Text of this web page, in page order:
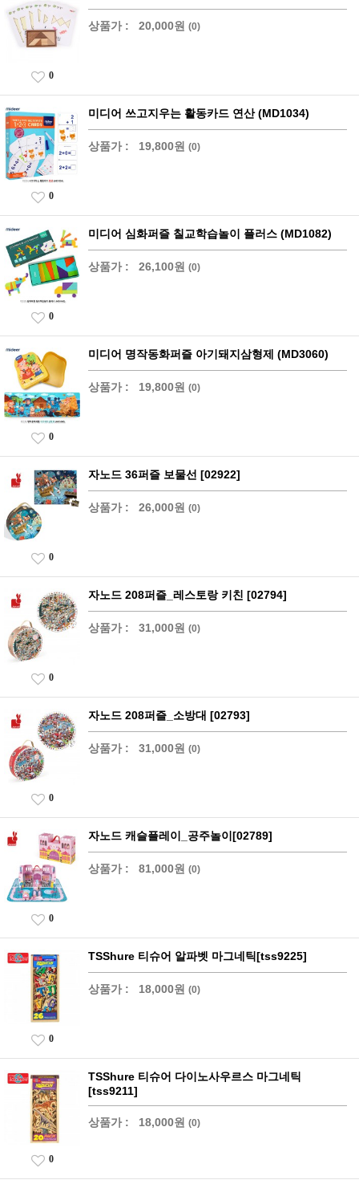
상품가 : 20,000원 (0)
0
미디어 쓰고지우는 활동카드 연산 (MD1034)
상품가 : 19,800원 (0)
0
미디어 심화퍼즐 칠교학습놀이 플러스 (MD1082)
상품가 : 26,100원 (0)
0
미디어 명작동화퍼즐 아기돼지삼형제 (MD3060)
상품가 : 19,800원 (0)
0
자노드 36퍼즐 보물선 [02922]
상품가 : 26,000원 (0)
0
자노드 208퍼즐_레스토랑 키친 [02794]
상품가 : 31,000원 (0)
0
자노드 208퍼즐_소방대 [02793]
상품가 : 31,000원 (0)
0
자노드 캐슬플레이_공주놀이[02789]
상품가 : 81,000원 (0)
0
TSShure 티슈어 알파벳 마그네틱[tss9225]
상품가 : 18,000원 (0)
0
TSShure 티슈어 다이노사우르스 마그네틱
[tss9211]
상품가 : 18,000원 (0)
0